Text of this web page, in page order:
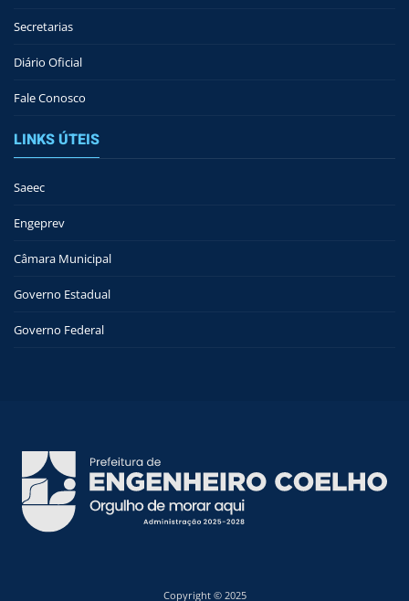
Secretarias
Diário Oficial
Fale Conosco
LINKS ÚTEIS
Saeec
Engeprev
Câmara Municipal
Governo Estadual
Governo Federal
Copyright © 2025